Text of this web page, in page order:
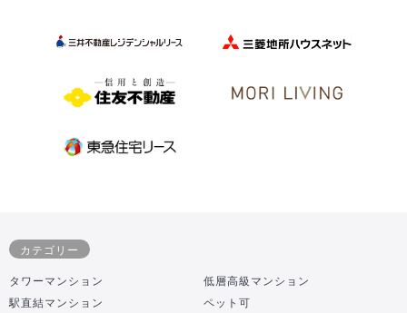
カテゴリー
タワーマンション
低層高級マンション
駅直結マンション
ペット可